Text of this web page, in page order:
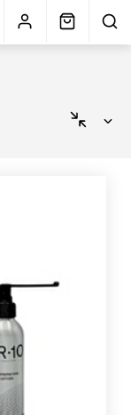
gratis Blog